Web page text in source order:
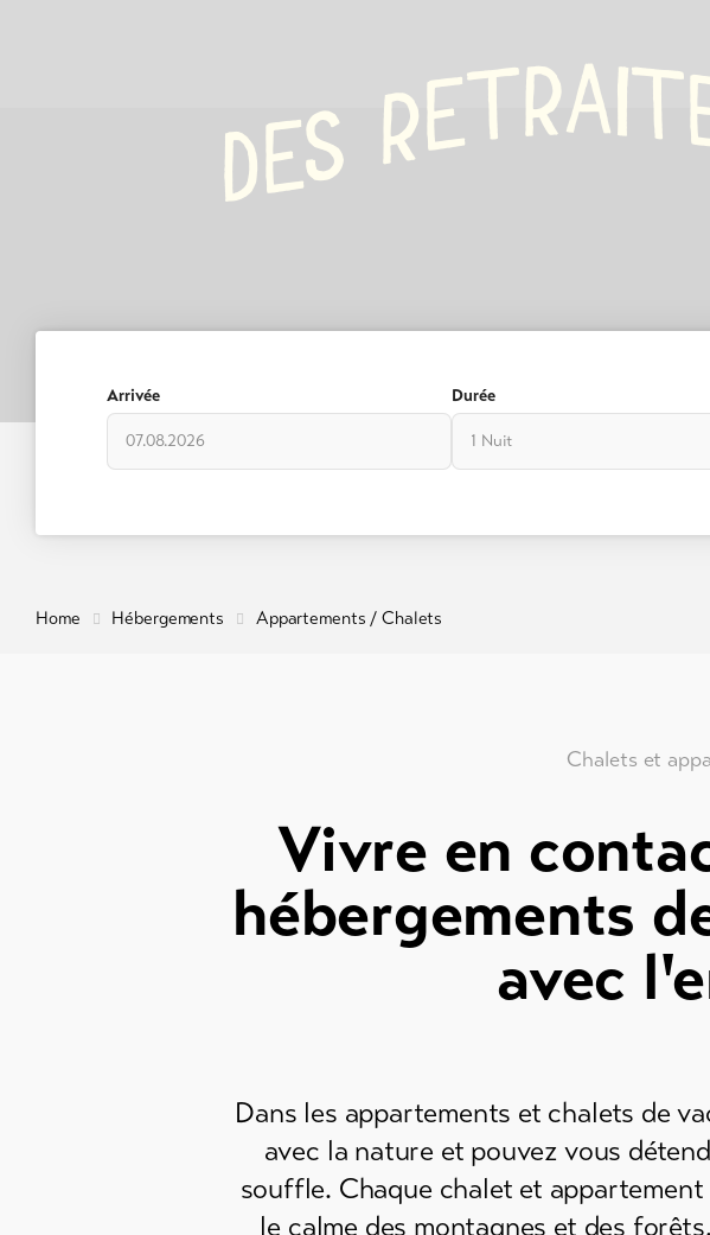
Refuges de
montagne /
DES RETRAIT
Arrivée Durée
1 Nuit
Home Hébergements Appartements / Chalets
Chalets et
Vivre en
hébergements
avec
Dans les appartements et chalets de
avec la nature et pouvez vous
souffle. Chaque chalet et
le calme des montagnes et des